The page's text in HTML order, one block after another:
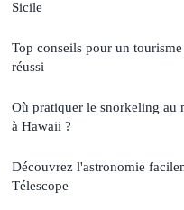
Sicile
Top conseils pour un
réussi
Où pratiquer le snorkeling au
à Hawaii ?
Découvrez l'astronomie
Télescope